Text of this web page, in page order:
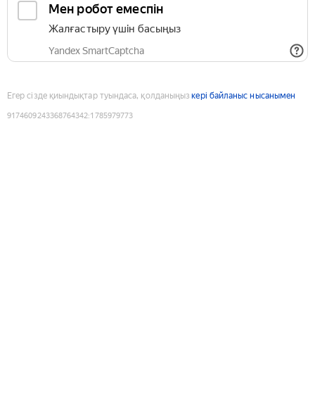
Мен робот емеспін
Жалғастыру үшін басыңыз
Yandex SmartCaptcha
Егер сізде қиындықтар туындаса, қолданыңыз кері байланыс нысанымен
9174609243368764342:1785979773